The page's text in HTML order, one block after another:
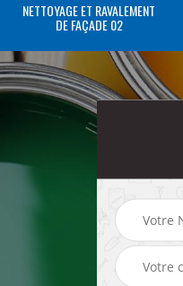
NETTOYAGE ET RAVALEMENT
DE FAÇADE 02